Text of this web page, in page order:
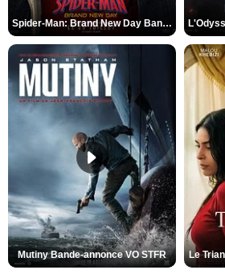
Spider-Man: Brand New Day Bande-annonce VO STFR
Mutiny Bande-annonce VO STFR Le